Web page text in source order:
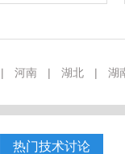
| 河南 | 湖北 | 湖
热门技术讨论